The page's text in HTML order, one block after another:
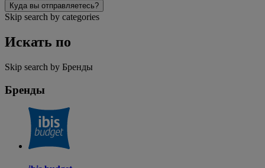
Куда вы отправляетесь?
Skip search by categories
Искать по
Skip search by Бренды
Бренды